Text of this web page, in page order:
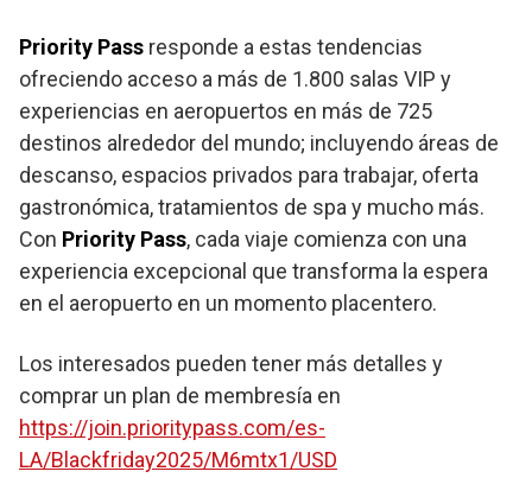
Priority Pass responde a estas tendencias
ofreciendo acceso a más de 1.800 salas VIP y
experiencias en aeropuertos en más de 725
destinos alrededor del mundo; incluyendo áreas de
descanso, espacios privados para trabajar, oferta
gastronómica, tratamientos de spa y mucho más.
Con Priority Pass, cada viaje comienza con una
experiencia excepcional que transforma la espera
en el aeropuerto en un momento placentero.
Los interesados pueden tener más detalles y
comprar un plan de membresía en
https://join.prioritypass.com/es-
LA/Blackfriday2025/M6mtx1/USD